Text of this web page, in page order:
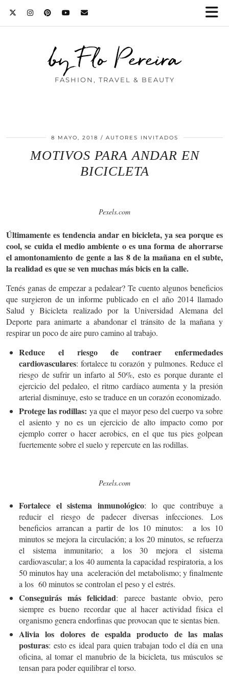
by Flo Pereira
FASHION, TRAVEL & BEAUTY
8 MAYO, 2018 AUTORES INVITADOS
MOTIVOS PARA ANDAR EN
BICICLETA
Pexels.com
Últimamente es tendencia andar en bicicleta, ya sea porque es
cool, se cuida el medio ambiente o es una forma de ahorrarse
el amontonamiento de gente a las 8 de la mañana en el subte,
la realidad es que se ven muchas más bicis en la calle.
Tenés ganas de empezar a pedalear? Te cuento algunos beneficios
que surgieron de un informe publicado en el año 2014 llamado
Salud y Bicicleta realizado por la Universidad Alemana del
Deporte para animarte a abandonar el tránsito de la mañana y
respirar un poco de aire puro camino al trabajo.
Reduce el riesgo de contraer enfermedades
cardiovasculares: fortalece tu corazón y pulmones. Reduce el
riesgo de sufrir un infarto al 50%, esto es porque durante el
ejercicio del pedaleo, el ritmo cardíaco aumenta y la presión
arterial disminuye, esto se traduce en un corazón economizado.
Protege las rodillas: ya que el mayor peso del cuerpo va sobre
el asiento y no es un ejercicio de alto impacto como por
ejemplo correr o hacer aerobics, en el que tus pies golpean
fuertemente sobre el suelo y repercute en las rodillas.
Pexels.com
Fortalece el sistema inmunológico: lo que contribuye a
reducir el riesgo de padecer diversas infecciones. Los
beneficios arrancan a partir de los 10 minutos: a los 10
minutos se mejora la circulación; a los 20 minutos, se refuerza
el sistema inmunitario; a los 30 mejora el sistema
cardiovascular; a los 40 aumenta la capacidad respiratoria, a los
50 minutos hay una aceleración del metabolismo; y finalmente
a los 60 minutos se controlan el peso y el estrés.
Conseguirás más felicidad: parece bastante obvio, pero
siempre es bueno recordar que al hacer actividad física el
organismo genera endorfinas que provocan que te sientas bien.
Alivia los dolores de espalda producto de las malas
posturas: esto es ideal para quien trabajan todo el día en una
oficina, al tomar el manubrio de la bicicleta, tus músculos se
tensan para poder equilibrar el torso.